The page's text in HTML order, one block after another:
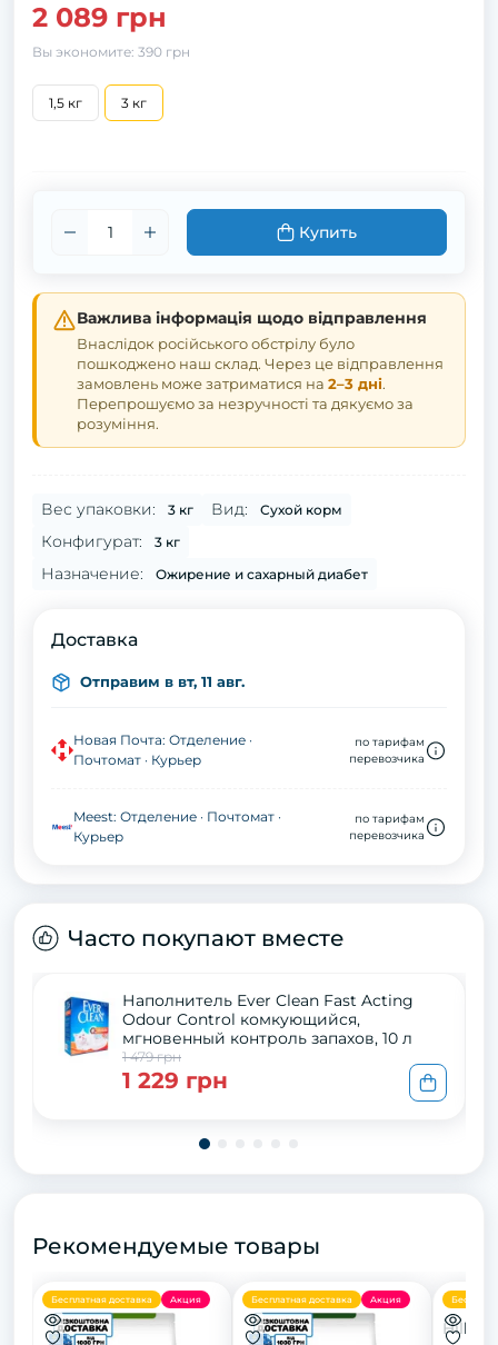
2 089 грн
Вы экономите: 390 грн
1,5 кг 3 кг
Купить
Важлива інформація щодо відправлення
Внаслідок російського обстрілу було
пошкоджено наш склад. Через це відправлення
замовлень може затриматися на 2–3 дні.
Перепрошуємо за незручності та дякуємо за
розуміння.
Вес упаковки: 3 кг Вид: Сухой корм
Конфигурат: 3 кг
Назначение: Ожирение и сахарный диабет
Доставка
Отправим в вт, 11 авг.
Новая Почта: Отделение ·
Почтомат · Курьер
по тарифам
перевозчика
Meest: Отделение · Почтомат ·
Курьер
по тарифам
перевозчика
Часто покупают вместе
Наполнитель Ever Clean Fast Acting
Odour Control комкующийся,
мгновенный контроль запахов, 10 л
1 479 грн
1 229 грн
Рекомендуемые товары
Бесплатная доставка Акция Бесплатная доставка Акция
Hill’s